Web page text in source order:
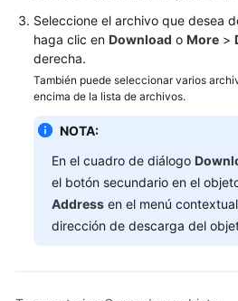
Pasos
iniciales
Gestión
de
bucket
Gestión
objetos
Seleccione el archivo que desea
haga clic en Download o More >
derecha.
También puede seleccionar varios
encima de la lista de archivos.
NOTA:
En el cuadro de diálogo
el botón secundario en el
Address en el menú
dirección de descarga del